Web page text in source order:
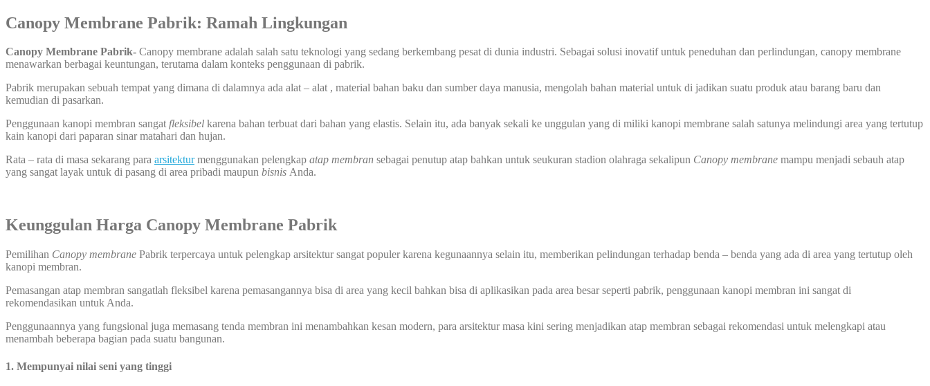
Canopy Membrane Pabrik: Ramah Lingkungan
Canopy Membrane Pabrik- Canopy membrane adalah salah satu teknologi yang sedang berkembang pesat di dunia industri. Sebagai solusi inovatif untuk peneduhan dan perlindungan, canopy membrane
menawarkan berbagai keuntungan, terutama dalam konteks penggunaan di pabrik.
Pabrik merupakan sebuah tempat yang dimana di dalamnya ada alat – alat , material bahan baku dan sumber daya manusia, mengolah bahan material untuk di jadikan suatu produk atau barang baru dan
kemudian di pasarkan.
Penggunaan kanopi membran sangatfleksibel karena bahan terbuat dari bahan yang elastis. Selain itu, ada banyak sekali ke unggulan yang di miliki kanopi membrane salah satunya melindungi area yang tertutup
kain kanopi dari paparan sinar matahari dan hujan.
Rata – rata di masa sekarang para arsitekturmenggunakan pelengkap atap membran sebagai penutup atap bahkan untuk seukuran stadion olahraga sekalipun Canopy membrane mampu menjadi sebauh atap
yang sangat layak untuk di pasang di area pribadi maupun bisnis Anda.
Keunggulan Harga Canopy Membrane Pabrik
Pemilihan Canopy membrane Pabrik terpercaya untuk pelengkap arsitektur sangat populer karena kegunaannya selain itu, memberikan pelindungan terhadap benda – benda yang ada di area yang tertutup oleh
kanopi membran.
Pemasangan atap membran sangatlah fleksibel karena pemasangannya bisa di area yang kecil bahkan bisa di aplikasikan pada area besar seperti pabrik, penggunaan kanopi membran ini sangat di
rekomendasikan untuk Anda.
Penggunaannya yang fungsional juga memasang tenda membran ini menambahkan kesan modern, para arsitektur masa kini sering menjadikan atap membran sebagai rekomendasi untuk melengkapi atau
menambah beberapa bagian pada suatu bangunan.
1. Mempunyai nilai seni yang tinggi